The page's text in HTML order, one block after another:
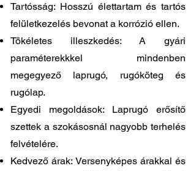
Tartósság: Hosszú élettartam és tartós
felületkezelés bevonat a korrózió ellen.
Tökéletes illeszkedés: A gyári
paraméterekkkel mindenben
megegyező laprugó, rugóköteg és
rugólap.
Egyedi megoldások: Laprugó erősítő
szettek a szokásosnál nagyobb terhelés
felvételére.
Kedvező árak: Versenyképes árakkal és